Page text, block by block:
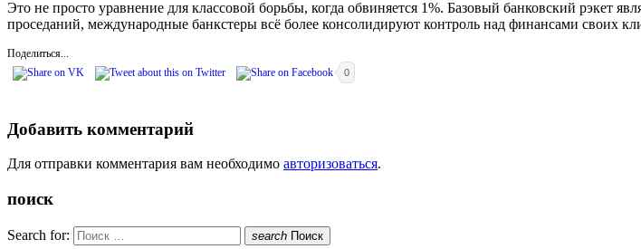
Это не просто уравнение для классовой борьбы, когда обвиняется 1%. Базовый банковский рэкет
проседаний, международные банкстеры всё более консолидируют контроль над финансами своих
Поделиться...
0
Добавить комментарий
Для отправки комментария вам необходимо авторизоваться.
поиск
Search for: search Поиск